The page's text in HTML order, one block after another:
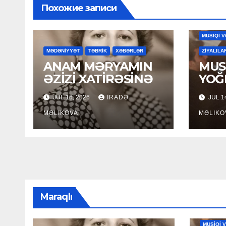
Похожие записи
MƏDƏNİYYƏT TƏBRİK XƏBƏRLƏR
ANAM MƏRYAMIN
ƏZİZİ XATİRƏSİNƏ
JUL 16, 2026 İRADƏ
MƏLIKOVA
MUSİQİ
JUL
Maraqlı
MUSİQİ